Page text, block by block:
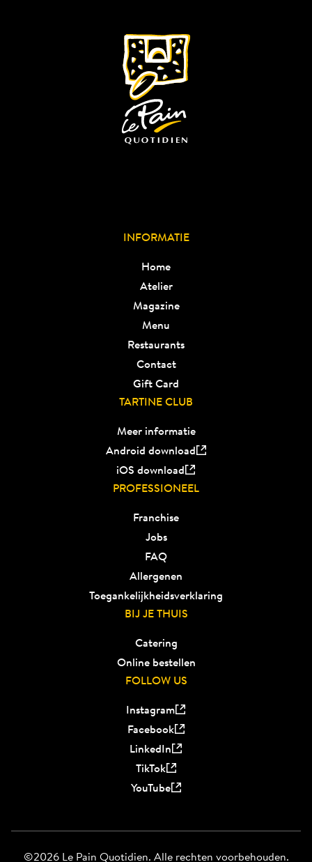
INFORMATIE
Home
Atelier
Magazine
Menu
Restaurants
Contact
Gift Card
TARTINE CLUB
Meer informatie
Android download
iOS download
PROFESSIONEEL
Franchise
Jobs
FAQ
Allergenen
Toegankelijkheidsverklaring
BIJ JE THUIS
Catering
Online bestellen
FOLLOW US
Instagram
Facebook
LinkedIn
TikTok
YouTube
©2026 Le Pain Quotidien. Alle rechten voorbehouden.